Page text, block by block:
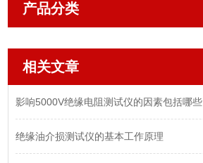
产品分类
相关文章
影响5000V绝缘电阻测试仪的因素包括哪些
绝缘油介损测试仪的基本工作原理